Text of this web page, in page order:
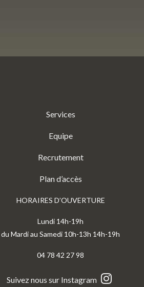
Services
Equipe
Recrutement
Plan d’accès
HORAIRES D’OUVERTURE
Lundi 14h-19h
du Mardi au Samedi 10h-13h 14h-19h
04 78 42 27 98
Suivez nous sur Instagram